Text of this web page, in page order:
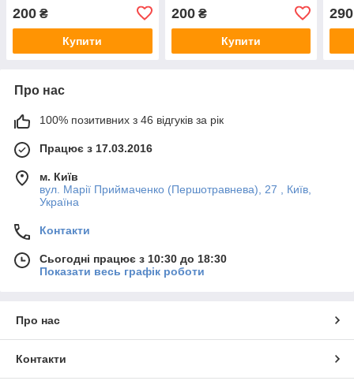
200 ₴
Купити
200₴
Купити
290
Про нас
100% позитивних з 46 відгуків за рік
Працює з 17.03.2016
м. Київ
вул. Марії Приймаченко (Першотравнева), 27 , Київ,
Україна
Контакти
Сьогодні працює з 10:30 до 18:30
Показати весь графік роботи
Про нас
Контакти